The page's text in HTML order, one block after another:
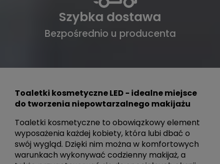
Szybka dostawa
Bezpośrednio u producenta
Toaletki kosmetyczne LED - idealne miejsce
do tworzenia niepowtarzalnego makijażu
Toaletki kosmetyczne to obowiązkowy element
wyposażenia każdej kobiety, która lubi dbać o
swój wygląd. Dzięki nim można w komfortowych
warunkach wykonywać codzienny makijaż, a